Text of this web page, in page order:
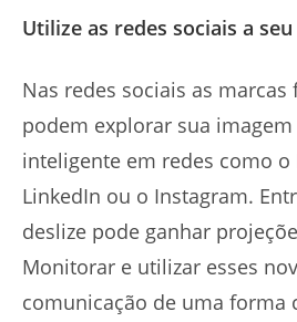
Utilize as redes sociais a
Nas redes sociais as marcas
podem explorar sua
inteligente em redes como o
LinkedIn ou o Instagram.
deslize pode ganhar
Monitorar e utilizar esses
comunicação de uma forma